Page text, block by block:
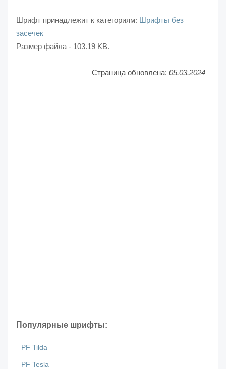
Шрифт принадлежит к категориям: Шрифты без
засечек
Размер файла - 103.19 KB.
Страница обновлена: 05.03.2024
Популярные шрифты:
PF Tilda
PF Tesla